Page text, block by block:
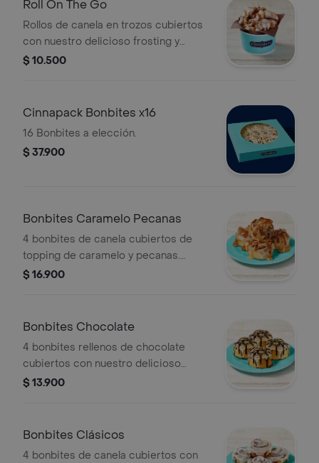
Roll On The Go
Rollos de canela en trozos cubiertos
con nuestro delicioso frosting y
topping de caramelo. Recuerda
$ 10.500
Cinnapack Bonbites x16
16 Bonbites a elección.
$ 37.900
Bonbites Caramelo Pecanas
4 bonbites de canela cubiertos de
topping de caramelo y pecanas.
Recuerda calentar en microondas 10
$ 16.900
Bonbites Chocolate
4 bonbites rellenos de chocolate
cubiertos con nuestro delicioso
frosting y salsa de chocolate.
$ 13.900
Bonbites Clásicos
4 bonbites de canela cubiertos con